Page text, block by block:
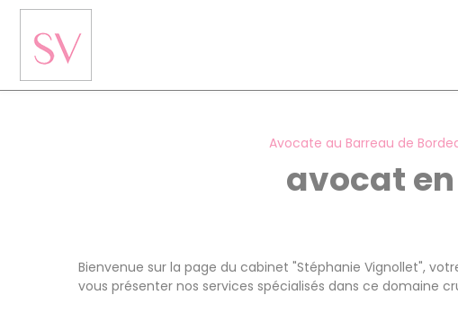
Avocate au Barreau de
avocat
Bienvenue sur la page du cabinet "Stéphanie Vignollet",
vous présenter nos services spécialisés dans ce domaine
Panneau de gestion des cookies